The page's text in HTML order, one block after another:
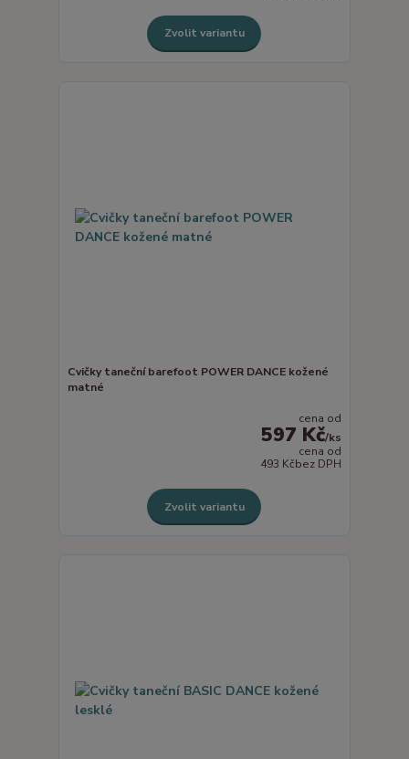
Zvolit variantu
Cvičky taneční barefoot POWER DANCE kožené
matné
cena od
597 Kč/ks
cena od
493 Kčbez DPH
Zvolit variantu